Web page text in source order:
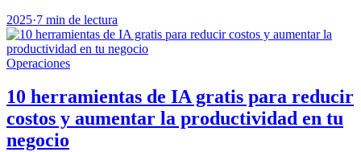
2025·7 min de lectura
Operaciones
10 herramientas de IA gratis para reducir
costos y aumentar la productividad en tu
negocio